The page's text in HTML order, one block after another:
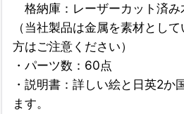
格納庫：レーザーカット済み
（当社製品は金属を素材とし
方はご注意ください）
・パーツ数：60点
・説明書：詳しい絵と日英2か
ます。